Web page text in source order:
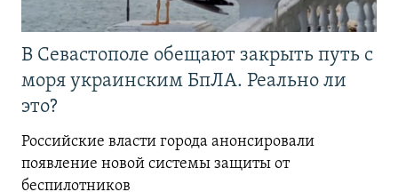
В Севастополе обещают закрыть путь с
моря украинским БпЛА. Реально ли
это?
Российские власти города анонсировали
появление новой системы защиты от
беспилотников